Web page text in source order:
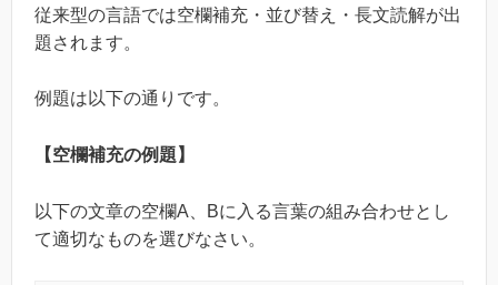
従来型の言語では空欄補充・並び替え・長文読解が出
題されます。
例題は以下の通りです。
【空欄補充の例題】
以下の文章の空欄A、Bに入る言葉の組み合わせとし
て適切なものを選びなさい。